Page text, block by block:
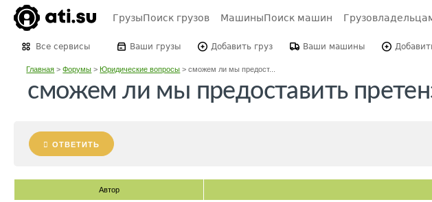
ГрузыПоиск грузов МашиныПоиск машин
Все сервисы Ваши грузы Добавить груз Ваши машины
Главная >Форумы >Юридические вопросы >сможем ли мы предост...
сможем ли мы предоставить
ОТВЕТИТЬ
Автор